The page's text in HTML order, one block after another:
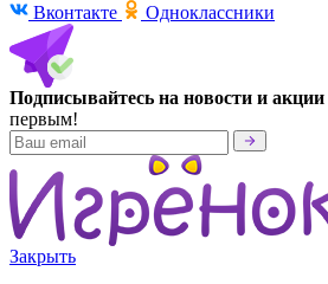
Вконтакте
Одноклассники
Подписывайтесь на новости и акции
первым!
Закрыть